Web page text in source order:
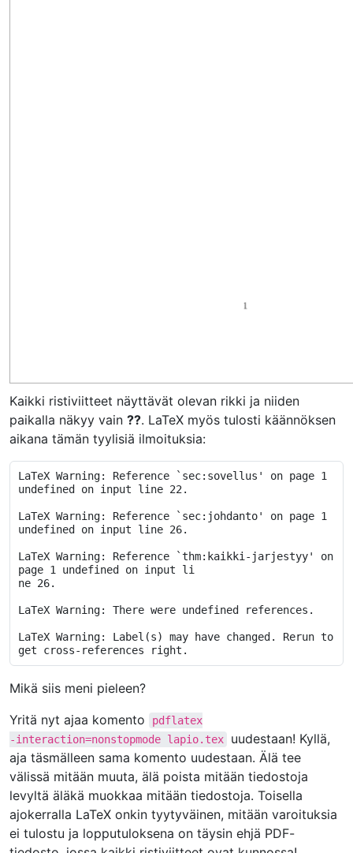
Kaikki ristiviitteet näyttävät olevan rikki ja niiden
paikalla näkyy vain ??. LaTeX myös tulosti käännöksen
aikana tämän tyylisiä ilmoituksia:
LaTeX Warning: Reference `sec:sovellus' on page 1
undefined on input line 22.
LaTeX Warning: Reference `sec:johdanto' on page 1
undefined on input line 26.
LaTeX Warning: Reference `thm:kaikki-jarjestyy' on
page 1 undefined on input li
ne 26.
LaTeX Warning: There were undefined references.
LaTeX Warning: Label(s) may have changed. Rerun to
Mikä siis meni pieleen?
Yritä nyt ajaa komento
pdflatex
-interaction=nonstopmode lapio.tex
uudestaan! Kyllä,
aja täsmälleen sama komento uudestaan. Älä tee
välissä mitään muuta, älä poista mitään tiedostoja
levyltä äläkä muokkaa mitään tiedostoja. Toisella
ajokerralla LaTeX onkin tyytyväinen, mitään varoituksia
ei tulostu ja lopputuloksena on täysin ehjä PDF-